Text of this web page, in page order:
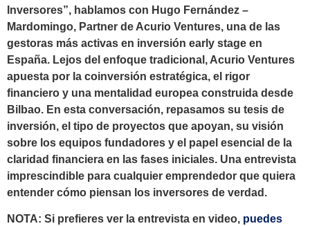
Inversores”, hablamos con Hugo Fernández –
Mardomingo, Partner de Acurio Ventures, una de las
gestoras más activas en inversión early stage en
España. Lejos del enfoque tradicional, Acurio Ventures
apuesta por la coinversión estratégica, el rigor
financiero y una mentalidad europea construida desde
Bilbao. En esta conversación, repasamos su tesis de
inversión, el tipo de proyectos que apoyan, su visión
sobre los equipos fundadores y el papel esencial de la
claridad financiera en las fases iniciales. Una entrevista
imprescindible para cualquier emprendedor que quiera
entender cómo piensan los inversores de verdad.
NOTA: Si prefieres ver la entrevista en video, puedes